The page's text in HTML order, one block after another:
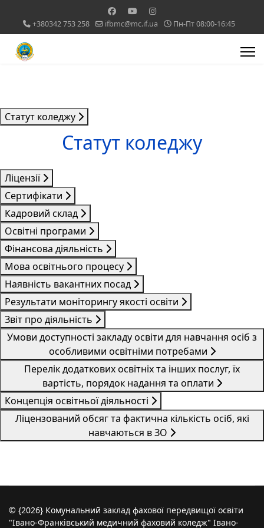
+380342 753 258 ifbmc@mc.if.ua Пн-Пт 08:00-16:45
Статут коледжу
Статут коледжу
Ліцензії
Сертифікати
Кадровий склад
Освітні програми
Фінансова діяльність
Мова освітнього процесу
Наявність вакантних посад
Результати моніторингу якості освіти
Звіт про діяльність
Умови доступності закладу освіти для навчання осіб з
особливими освітніми потребами
Перелік додаткових освітніх та інших послуг, їх
вартість, порядок надання та оплати
Концепція освітньої діяльності
Ліцензований обсяг та фактична кількість осіб, які
навчаються в ЗО
© {2026} Комунальний заклад фахової передвищої освіти
"Івано-Франківський медичний фаховий коледж" Івано-